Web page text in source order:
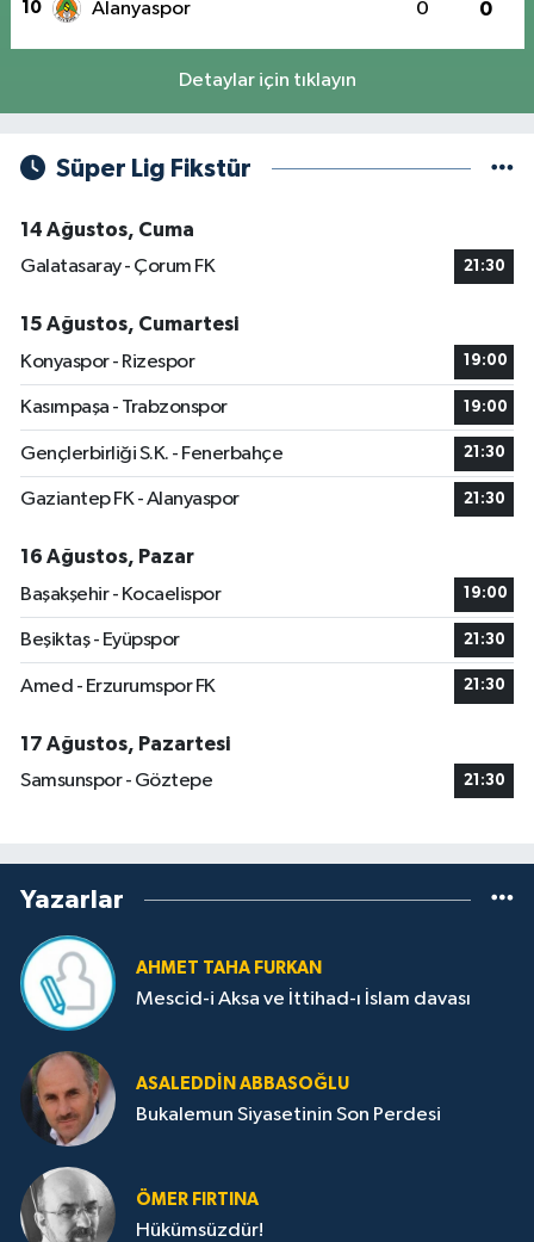
10 Alanyaspor 0 0
Detaylar için tıklayın
Süper Lig Fikstür
14 Ağustos, Cuma
Galatasaray - Çorum FK
21:30
15 Ağustos, Cumartesi
Konyaspor - Rizespor
19:00
Kasımpaşa - Trabzonspor 19:00
Gençlerbirliği S.K. - Fenerbahçe 21:30
Gaziantep FK - Alanyaspor 21:30
16 Ağustos, Pazar
Başakşehir - Kocaelispor
19:00
Beşiktaş - Eyüpspor 21:30
Amed - Erzurumspor FK 21:30
17 Ağustos, Pazartesi
Samsunspor - Göztepe
21:30
Yazarlar
AHMET TAHA FURKAN
Mescid-i Aksa ve İttihad-ı İslam davası
ASALEDDIN ABBASOĞLU
Bukalemun Siyasetinin Son Perdesi
ÖMER FIRTINA
Hükümsüzdür!